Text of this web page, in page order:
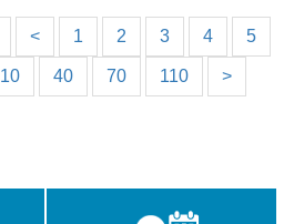
< 1 2 3 4 5
10 40 70 110 >